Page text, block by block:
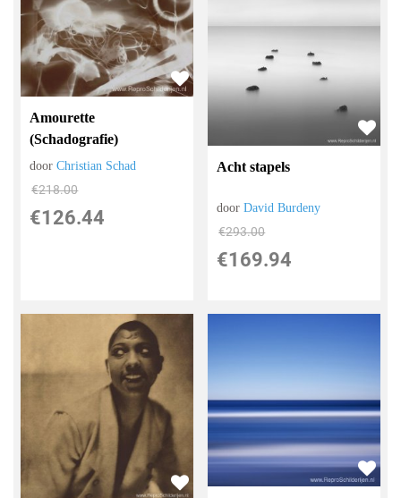
Amourette
(Schadografie)
doorChristian Schad
€218.00
€126.44
Acht stapels
doorDavid Burdeny
€293.00
€169.94